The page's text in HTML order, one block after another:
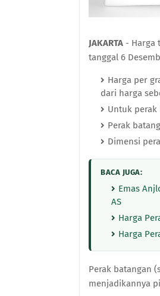
JAKARTA - Harga
tanggal 6
Harga per
dari harga
Untuk perak
Perak
Dimensi
BACA JUGA:
Emas
AS
Harga
Harga
Perak batangan
menjadikannya